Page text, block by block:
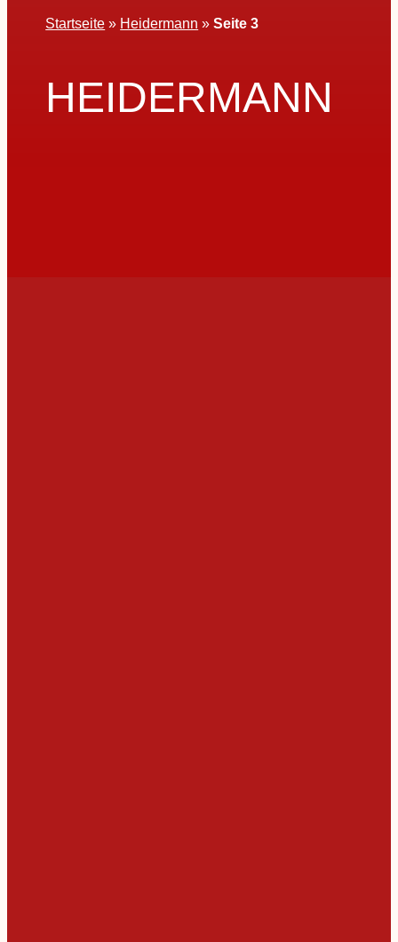
Startseite » Heidermann »Seite 3
HEIDERMANN